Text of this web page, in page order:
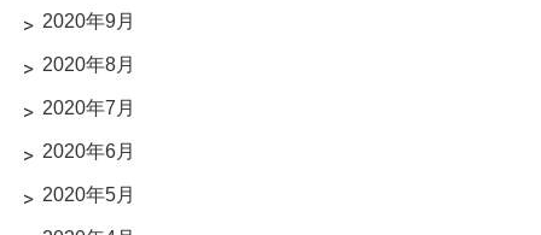
2020年9月
2020年8月
2020年7月
2020年6月
2020年5月